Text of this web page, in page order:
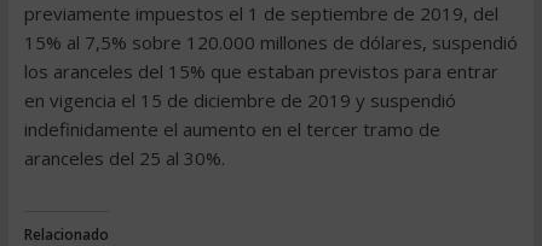
previamente impuestos el 1 de septiembre de 2019, del
15% al 7,5% sobre 120.000 millones de dólares, suspendió
los aranceles del 15% que estaban previstos para entrar
en vigencia el 15 de diciembre de 2019 y suspendió
indefinidamente el aumento en el tercer tramo de
aranceles del 25 al 30%.
Relacionado